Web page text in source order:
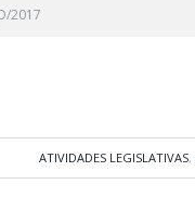
2017
ATIVIDADES LEGISLATIVAS,